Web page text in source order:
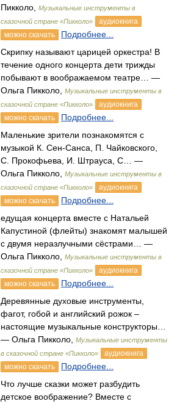
Пикколо,
Музыкальные инструменты в
сказочной стране «Пикколо»
аудиокнига
можно скачать
Подробнее...
Скрипку называют царицей оркестра! В
течение одного концерта дети трижды
побывают в воображаемом театре… —
Ольга Пикколо,
Музыкальные инструменты в
сказочной стране «Пикколо»
аудиокнига
можно скачать
Подробнее...
Маленькие зрители познакомятся с
музыкой К. Сен-Санса, П. Чайковского,
С. Прокофьева, И. Штрауса, С… —
Ольга Пикколо,
Музыкальные инструменты в
сказочной стране «Пикколо»
аудиокнига
можно скачать
Подробнее...
едущая концерта вместе с Натальей
Капустиной (флейты) знакомят малышей
с двумя неразлучными сёстрами… —
Ольга Пикколо,
Музыкальные инструменты в
сказочной стране «Пикколо»
аудиокнига
можно скачать
Подробнее...
Деревянные духовые инструменты,
фагот, гобой и английский рожок –
настоящие музыкальные конструкторы…
— Ольга Пикколо,
Музыкальные инструменты
в сказочной стране «Пикколо»
аудиокнига
можно скачать
Подробнее...
Что лучше сказки может разбудить
детское воображение? Вместе с